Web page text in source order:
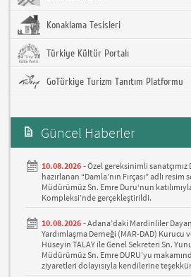
Konaklama Tesisleri
Türkiye Kültür Portalı
GoTürkiye Turizm Tanıtım Platformu
Güncel Haberler
10.08.2026 -Özel gereksinimli
hazırlanan “Damla’nın Fırçası” adlı resim
Müdürümüz Sn. Emre Duru‘nun
Kompleksi’nde gerçekleştirildi.
10.08.2026 -Adana’daki Mardinliler
Yardımlaşma Derneği (MAR-DAD) Kurucu
Hüseyin TALAY ile Genel Sekreteri Sn.
Müdürümüz Sn. Emre DURU’yu
ziyaretleri dolayısıyla kendilerine